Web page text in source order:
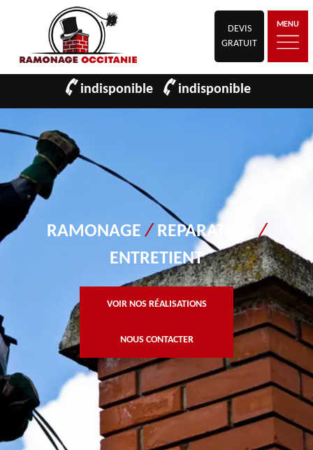
DEVIS
GRATUIT
MENU
indisponible indisponible
RAMONAGE/ REPARATION/
ENTRETIENT
VOIR NOS RÉALISATIONS
NOUS CONTACTER